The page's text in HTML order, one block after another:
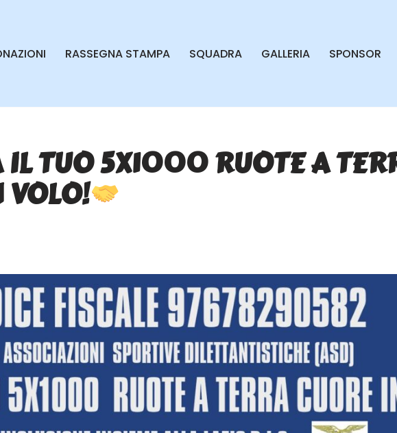
RASSEGNA STAMPA SQUADRA GALLERIA SPONSOR
TUO 5X1000 RUOTE A
VOLO!